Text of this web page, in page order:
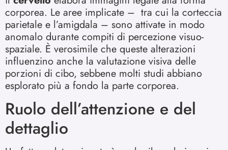
corporea. Le aree implicate – tra cui la corteccia
parietale e l’amigdala – sono attivate in modo
anomalo durante compiti di percezione visuo-
spaziale. È verosimile che queste alterazioni
influenzino anche la valutazione visiva delle
porzioni di cibo, sebbene molti studi abbiano
esplorato più a fondo la parte corporea.
Ruolo dell’attenzione e del
dettaglio